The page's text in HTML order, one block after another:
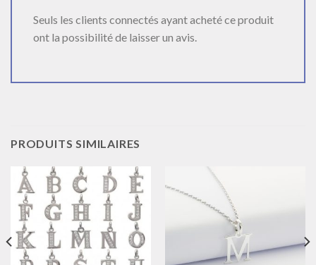
Seuls les clients connectés ayant acheté ce produit
ont la possibilité de laisser un avis.
PRODUITS SIMILAIRES